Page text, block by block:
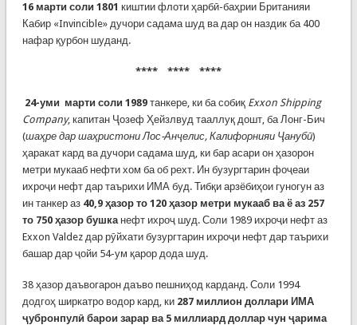
16 марти соли 1801 киштии флоти ҳарбӣ-баҳрии Британияи
Кабир «Invincible» дучори садама шуд ва дар он наздик ба 400
нафар қурбон шуданд.
**** **** ****
24-уми марти соли 1989танкере, ки ба собиқ Exxon Shipping
Company, капитан Ҷозеф Ҳейзлвуд тааллуқ дошт, ба Лонг-Бич
(шаҳре дар шаҳристони Лос-Анҷелис, Калифорнияи Ҷанубӣ)
ҳаракат кард ва дучори садама шуд, ки бар асари он ҳазорон
метри мукааб нефти хом ба об рехт. Ин бузургтарин фоҷеаи
ихроҷи нефт дар таърихи ИМА буд. Тибқи арзёбиҳои гуногун аз
ин танкер аз 40,9 ҳазор то 120 ҳазор метри мукааб ва ё аз 257
то 750 ҳазор бушканефт ихроҷ шуд. Соли 1989 ихроҷи нефт аз
Exxon Valdez дар рӯйхати бузургтарин ихроҷи нефт дар таърихи
башар дар ҷойи 54-ум қарор дода шуд.
38 ҳазор даъвогарон даъво пешниҳод карданд. Соли 1994
додгоҳ ширкатро водор кард, ки 287 миллион доллари ИМА
ҷубронпулӣ барои зарар ва 5 миллиард доллар чун ҷарима